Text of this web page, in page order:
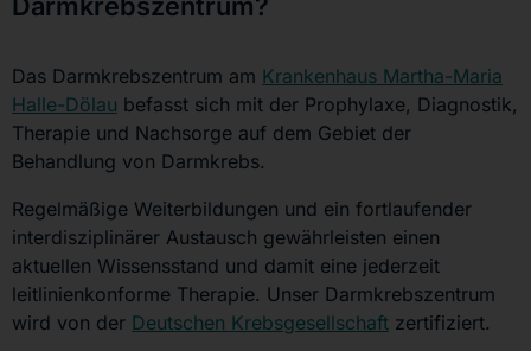
Das Darmkrebszentrum am Krankenhaus Martha-Maria
Halle-Dölau befasst sich mit der Prophylaxe, Diagnostik,
Therapie und Nachsorge auf dem Gebiet der
Behandlung von Darmkrebs.
Regelmäßige Weiterbildungen und ein fortlaufender
interdisziplinärer Austausch gewährleisten einen
aktuellen Wissensstand und damit eine jederzeit
leitlinienkonforme Therapie. Unser Darmkrebszentrum
wird von der Deutschen Krebsgesellschaft zertifiziert.